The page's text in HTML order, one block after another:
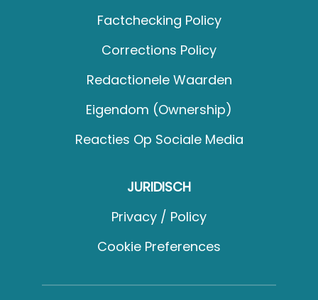
Factchecking Policy
Corrections Policy
Redactionele Waarden
Eigendom (Ownership)
Reacties Op Sociale Media
JURIDISCH
Privacy / Policy
Cookie Preferences